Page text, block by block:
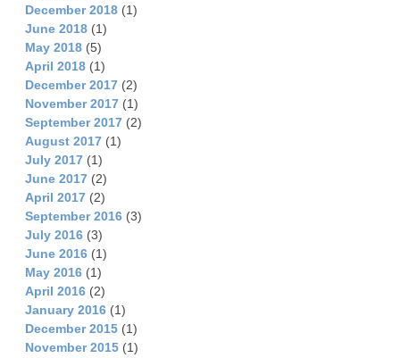
December 2018 (1)
June 2018 (1)
May 2018 (5)
April 2018 (1)
December 2017 (2)
November 2017 (1)
September 2017 (2)
August 2017 (1)
July 2017 (1)
June 2017 (2)
April 2017 (2)
September 2016 (3)
July 2016 (3)
June 2016 (1)
May 2016 (1)
April 2016 (2)
January 2016 (1)
December 2015 (1)
November 2015 (1)